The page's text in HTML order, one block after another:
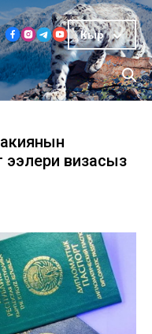
Кыр
визасыз